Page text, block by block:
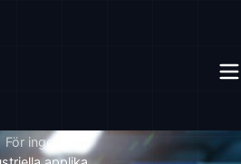
För ingenjör